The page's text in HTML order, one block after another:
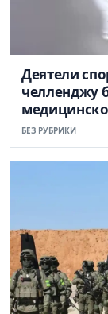
Деятели
челленджу
БЕЗ РУБРИКИ